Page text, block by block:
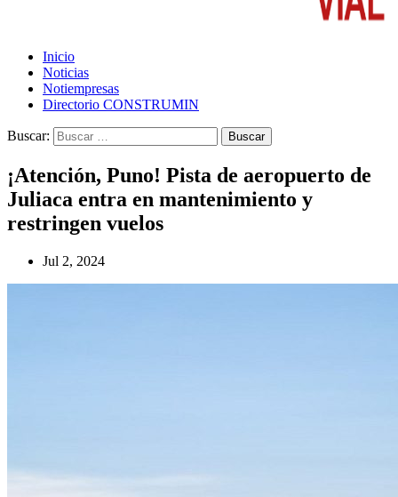
Inicio
Noticias
Notiempresas
Directorio CONSTRUMIN
Buscar:
¡Atención, Puno! Pista de aeropuerto de
Juliaca entra en mantenimiento y
restringen vuelos
Jul 2, 2024